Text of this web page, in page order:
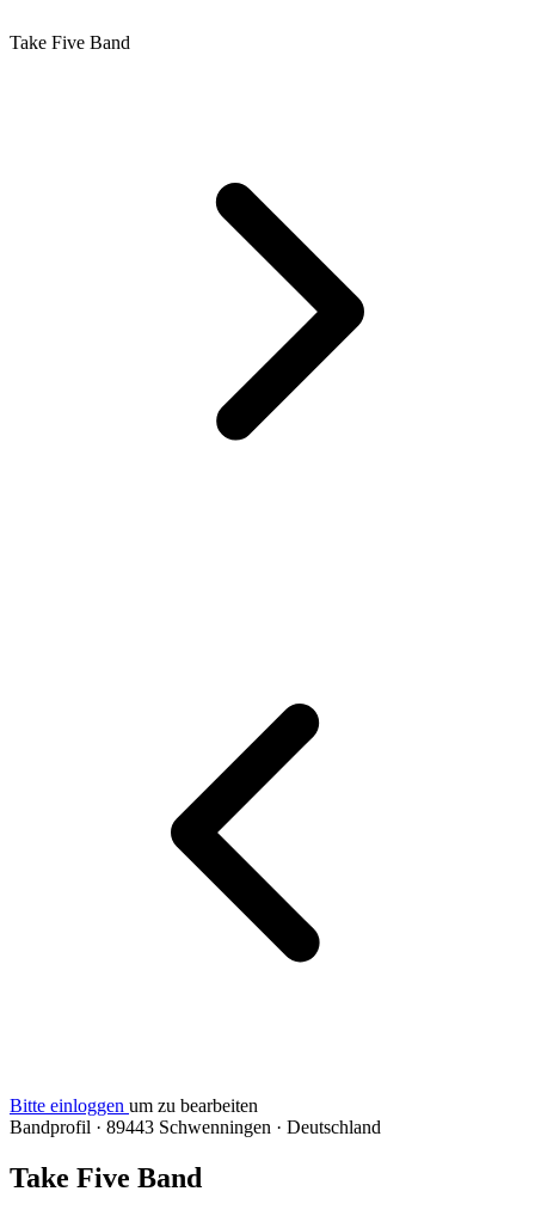
Take Five Band
Bitte einloggen um zu bearbeiten
Bandprofil · 89443 Schwenningen · Deutschland
Take Five Band